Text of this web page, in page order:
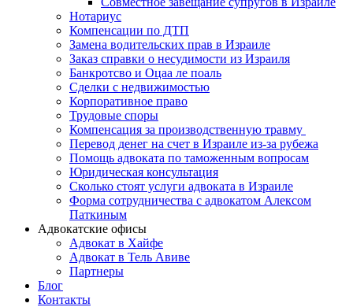
Нотариус
Компенсации по ДТП
Замена водительских прав в Израиле
Заказ справки о несудимости из Израиля
Банкротсво и Оцаа ле поаль
Сделки с недвижимостью
Корпоративное право
Трудовые споры
Компенсация за производственную травму
Перевод денег на счет в Израиле из-за рубежа
Помощь адвоката по таможенным вопросам
Юридическая консультация
Сколько стоят услуги адвоката в Израиле
Форма сотрудничества с адвокатом Алексом
Паткиным
Адвокатские офисы
Адвокат в Хайфе
Адвокат в Тель Авиве
Партнеры
Блог
Контакты